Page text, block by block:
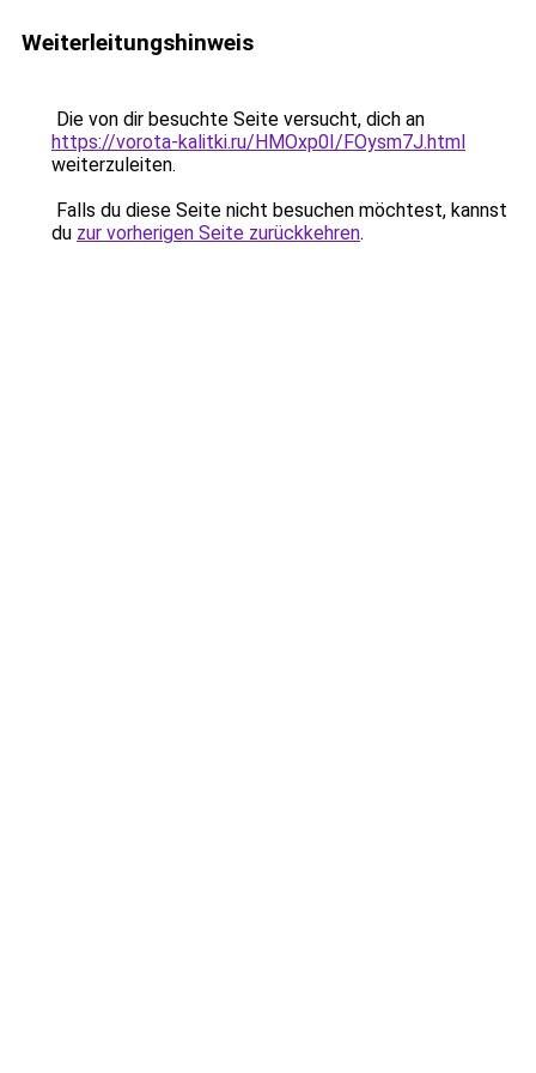
Weiterleitungshinweis
Die von dir besuchte Seite versucht, dich an
https://vorota-kalitki.ru/HMOxp0I/FOysm7J.html
weiterzuleiten.
Falls du diese Seite nicht besuchen möchtest, kannst
du zur vorherigen Seite zurückkehren.